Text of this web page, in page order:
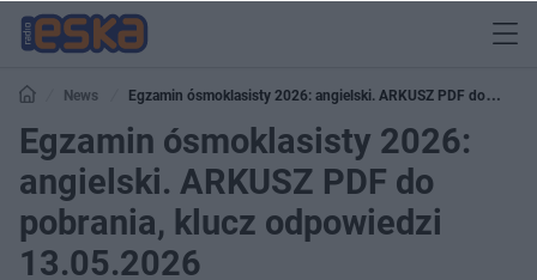
News
Egzamin ósmoklasisty 2026: angielski. ARKUSZ PDF do
pobrania, klucz odpowiedzi 13.05.2026
Egzamin ósmoklasisty 2026:
angielski. ARKUSZ PDF do
pobrania, klucz odpowiedzi
13.05.2026